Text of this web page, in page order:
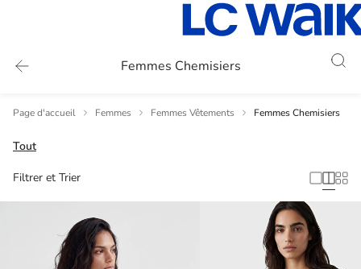
Femmes Chemisiers
Page d'accueil Femmes Femmes Vêtements Femmes Chemisiers
Tout
Filtrer et Trier